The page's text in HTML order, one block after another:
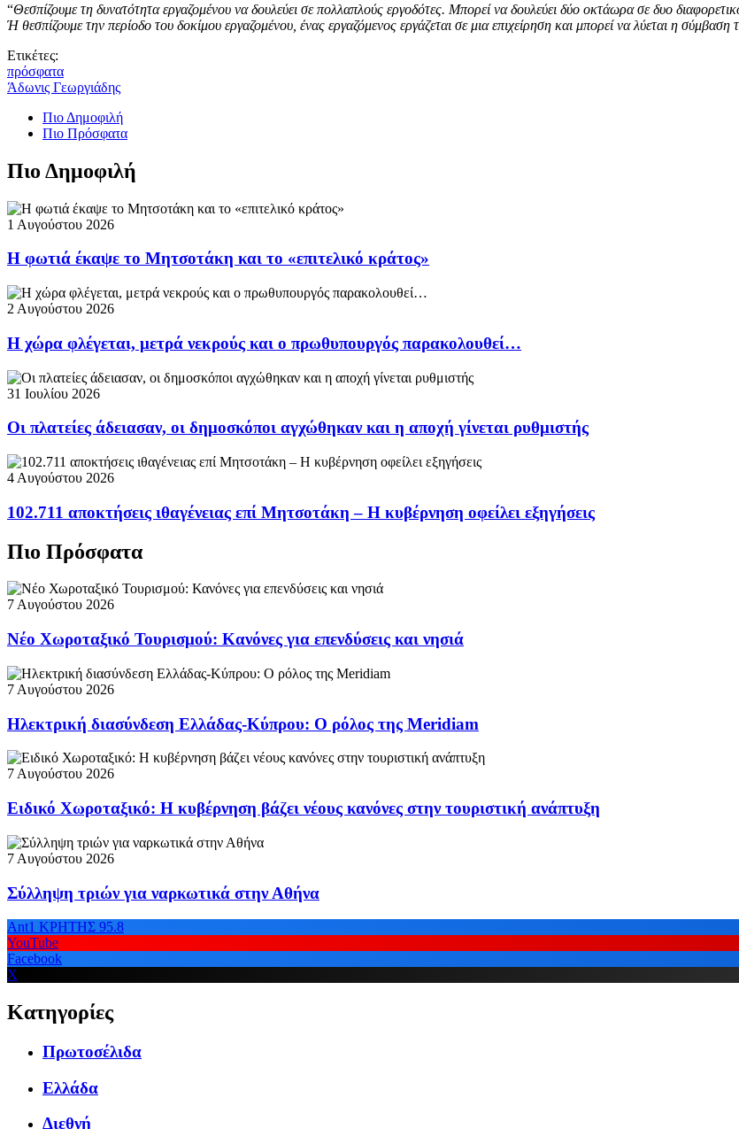
“Θεσπίζουμε τη δυνατότητα εργαζομένου να δουλεύει σε πολλαπλούς εργοδότες. Μπορεί να δουλεύει δύο οκτάωρα σε δυο
Ή θεσπίζουμε την περίοδο του δοκίμου εργαζομένου, ένας εργαζόμενος εργάζεται σε μια επιχείρηση και μπορεί να λύεται η
Ετικέτες:
πρόσφατα
Άδωνις Γεωργιάδης
Πιο Δημοφιλή
Πιο Πρόσφατα
Πιο Δημοφιλή
1 Αυγούστου 2026
Η φωτιά έκαψε το Μητσοτάκη και το «επιτελικό κράτος»
2 Αυγούστου 2026
Η χώρα φλέγεται, μετρά νεκρούς και ο πρωθυπουργός παρακολουθεί…
31 Ιουλίου 2026
Οι πλατείες άδειασαν, οι δημοσκόποι αγχώθηκαν και η αποχή γίνεται ρυθμιστής
4 Αυγούστου 2026
102.711 αποκτήσεις ιθαγένειας επί Μητσοτάκη – Η κυβέρνηση οφείλει εξηγήσεις
Πιο Πρόσφατα
7 Αυγούστου 2026
Νέο Χωροταξικό Τουρισμού: Κανόνες για επενδύσεις και νησιά
7 Αυγούστου 2026
Ηλεκτρική διασύνδεση Ελλάδας-Κύπρου: Ο ρόλος της Meridiam
7 Αυγούστου 2026
Ειδικό Χωροταξικό: Η κυβέρνηση βάζει νέους κανόνες στην τουριστική ανάπτυξη
7 Αυγούστου 2026
Σύλληψη τριών για ναρκωτικά στην Αθήνα
Ant1 ΚΡΗΤΗΣ 95.8
YouTube
Facebook
X
Κατηγορίες
Πρωτοσέλιδα
Ελλάδα
Διεθνή